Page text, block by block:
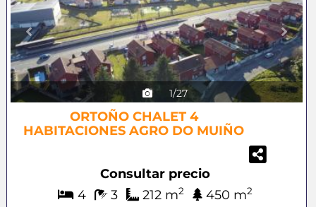
1/27
ORTOÑO CHALET 4
HABITACIONES AGRO DO MUIÑO
Consultar precio
4
3 212 m2 450 m2